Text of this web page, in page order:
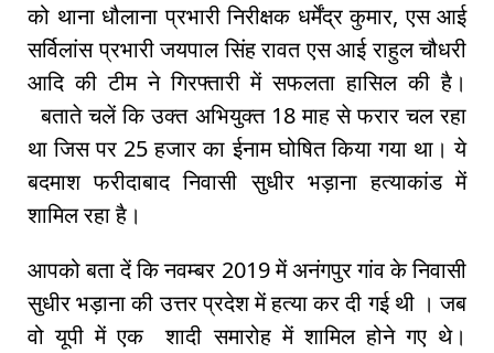
को थाना धौलाना प्रभारी निरीक्षक धर्मेंद्र कुमार, एस आई
सर्विलांस प्रभारी जयपाल सिंह रावत एस आई राहुल चौधरी
आदि की टीम ने गिरफ्तारी में सफलता हासिल की है।
बताते चलें कि उक्त अभियुक्त 18 माह से फरार चल रहा
था जिस पर 25 हजार का ईनाम घोषित किया गया था। ये
बदमाश फरीदाबाद निवासी सुधीर भड़ाना हत्याकांड में
शामिल रहा है।
आपको बता दें कि नवम्बर 2019 में अनंगपुर गांव के निवासी
सुधीर भड़ाना की उत्तर प्रदेश में हत्या कर दी गई थी । जब
वो यूपी में एक शादी समारोह में शामिल होने गए थे।